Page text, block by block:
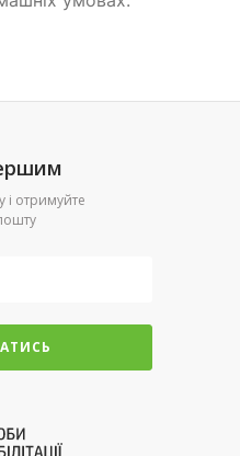
і отримуйте